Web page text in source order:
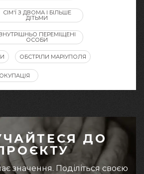
СІМ'Ї З ДВОМА І БІЛЬШЕ
ДІТЬМИ
ПЕРЕМІЩЕНІ
ОСОБИ
ОБСТРІЛИ МАРІУПОЛЯ
ОКУПАЦІЯ
ДО
значення. Поділіться своєю